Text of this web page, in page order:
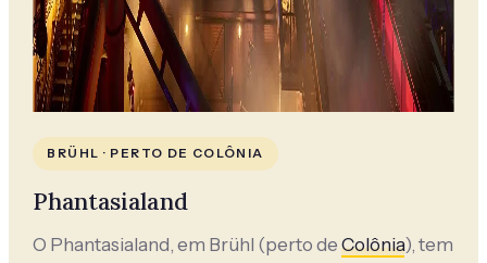
BRÜHL · PERTO DE COLÔNIA
Phantasialand
O Phantasialand, em Brühl (perto deColônia), tem